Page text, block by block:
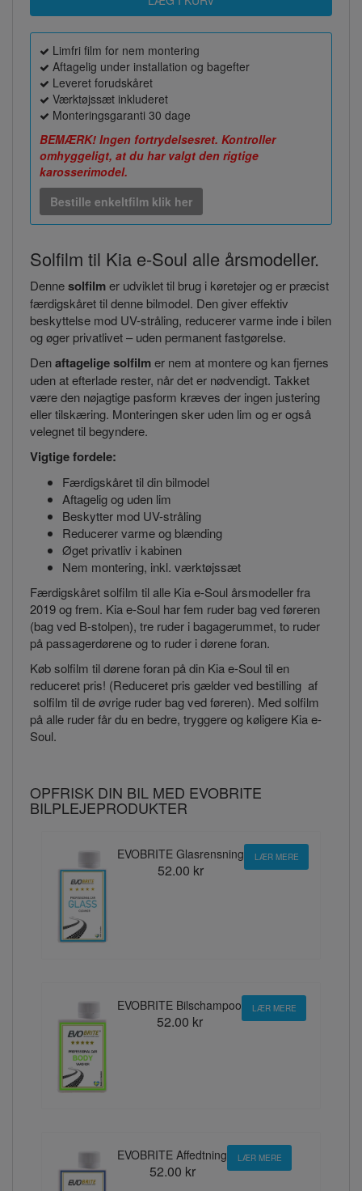
Limfri film for nem montering
Aftagelig under installation og bagefter
Leveret forudskåret
Værktøjssæt inkluderet
Monteringsgaranti 30 dage
BEMÆRK! Ingen fortrydelsesret. Kontroller
omhyggeligt, at du har valgt den rigtige
karosserimodel.
Bestille enkeltfilm klik her
Solfilm til Kia e-Soul alle årsmodeller.
Dennesolfilmer udviklet til brug i køretøjer og er præcist
færdigskåret til denne bilmodel. Den giver effektiv
beskyttelse mod UV-stråling, reducerer varme inde i bilen
og øger privatlivet – uden permanent fastgørelse.
Denaftagelige solfilmer nem at montere og kan fjernes
uden at efterlade rester, når det er nødvendigt. Takket
være den nøjagtige pasform kræves der ingen justering
eller tilskæring. Monteringen sker uden lim og er også
velegnet til begyndere.
Vigtige fordele:
Færdigskåret til din bilmodel
Aftagelig og uden lim
Beskytter mod UV-stråling
Reducerer varme og blænding
Øget privatliv i kabinen
Nem montering, inkl. værktøjssæt
Færdigskåret solfilm til alle Kia e-Soul årsmodeller fra
2019 og frem. Kia e-Soul har fem ruder bag ved føreren
(bag ved B-stolpen), tre ruder i bagagerummet, to ruder
på passagerdørene og to ruder i dørene foran.
Køb solfilm til dørene foran på din Kia e-Soul til en
reduceret pris! (Reduceret pris gælder ved bestilling af
solfilm til de øvrige ruder bag ved føreren). Med solfilm
på alle ruder får du en bedre, tryggere og køligere Kia e-
Soul.
OPFRISK DIN BIL MED EVOBRITE
BILPLEJEPRODUKTER
EVOBRITE Glasrensning
52.00 kr
LÆR MERE
EVOBRITE Bilschampoo
52.00 kr
LÆR MERE
EVOBRITE Affedtning
52.00 kr
LÆR MERE